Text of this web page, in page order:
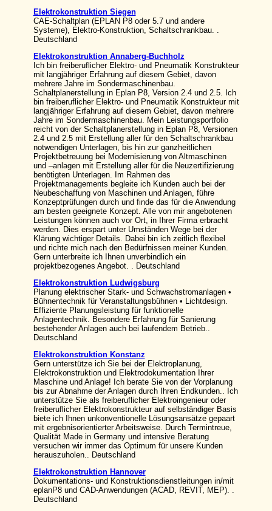
Elektrokonstruktion Siegen
CAE-Schaltplan (EPLAN P8 oder 5.7 und andere
Systeme), Elektro-Konstruktion, Schaltschrankbau. .
Deutschland
Elektrokonstruktion Annaberg-Buchholz
Ich bin freiberuflicher Elektro- und Pneumatik Konstrukteur
mit langjähriger Erfahrung auf diesem Gebiet, davon
mehrere Jahre im Sondermaschinenbau.
Schaltplanerstellung in Eplan P8, Version 2.4 und 2.5. Ich
bin freiberuflicher Elektro- und Pneumatik Konstrukteur mit
langjähriger Erfahrung auf diesem Gebiet, davon mehrere
Jahre im Sondermaschinenbau. Mein Leistungsportfolio
reicht von der Schaltplanerstellung in Eplan P8, Versionen
2.4 und 2.5 mit Erstellung aller für den Schaltschrankbau
notwendigen Unterlagen, bis hin zur ganzheitlichen
Projektbetreuung bei Modernisierung von Altmaschinen
und –anlagen mit Erstellung aller für die Neuzertifizierung
benötigten Unterlagen. Im Rahmen des
Projektmanagements begleite ich Kunden auch bei der
Neubeschaffung von Maschinen und Anlagen, führe
Konzeptprüfungen durch und finde das für die Anwendung
am besten geeignete Konzept. Alle von mir angebotenen
Leistungen können auch vor Ort, in Ihrer Firma erbracht
werden. Dies erspart unter Umständen Wege bei der
Klärung wichtiger Details. Dabei bin ich zeitlich flexibel
und richte mich nach den Bedürfnissen meiner Kunden.
Gern unterbreite ich Ihnen unverbindlich ein
projektbezogenes Angebot. . Deutschland
Elektrokonstruktion Ludwigsburg
Planung elektrischer Stark- und Schwachstromanlagen •
Bühnentechnik für Veranstaltungsbühnen • Lichtdesign.
Effiziente Planungsleistung für funktionelle
Anlagentechnik. Besondere Erfahrung für Sanierung
bestehender Anlagen auch bei laufendem Betrieb..
Deutschland
Elektrokonstruktion Konstanz
Gern unterstütze ich Sie bei der Elektroplanung,
Elektrokonstruktion und Elektrodokumentation Ihrer
Maschine und Anlage! Ich berate Sie von der Vorplanung
bis zur Abnahme der Anlagen durch Ihren Endkunden.. Ich
unterstütze Sie als freiberuflicher Elektroingenieur oder
freiberuflicher Elektrokonstrukteur auf selbständiger Basis
biete ich Ihnen unkonventionelle Lösungsansätze gepaart
mit ergebnisorientierter Arbeitsweise. Durch Termintreue,
Qualität Made in Germany und intensive Beratung
versuchen wir immer das Optimum für unsere Kunden
herauszuholen.. Deutschland
Elektrokonstruktion Hannover
Dokumentations- und Konstruktionsdienstleitungen in/mit
eplanP8 und CAD-Anwendungen (ACAD, REVIT, MEP). .
Deutschland